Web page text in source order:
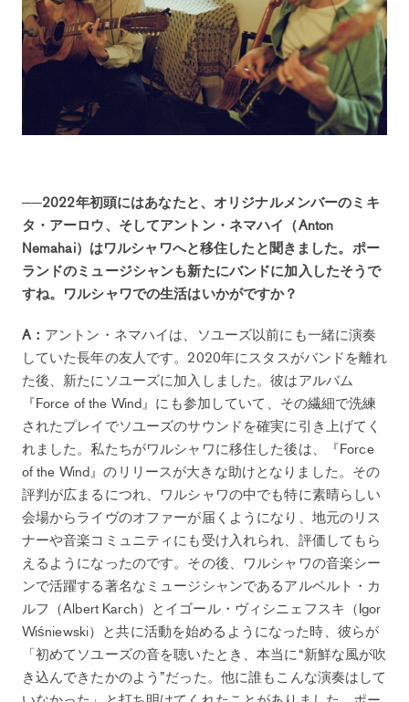
──2022年初頭にはあなたと、オリジナルメンバーのミキ
タ・アーロウ、そしてアントン・ネマハイ（Anton
Nemahai）はワルシャワへと移住したと聞きました。ポー
ランドのミュージシャンも新たにバンドに加入したそうで
すね。ワルシャワでの生活はいかがですか？
A： アントン・ネマハイは、ソユーズ以前にも一緒に演奏
していた長年の友人です。2020年にスタスがバンドを離れ
た後、新たにソユーズに加入しました。彼はアルバム
『Force of the Wind』にも参加していて、その繊細で洗練
されたプレイでソユーズのサウンドを確実に引き上げてく
れました。私たちがワルシャワに移住した後は、『Force
of the Wind』のリリースが大きな助けとなりました。その
評判が広まるにつれ、ワルシャワの中でも特に素晴らしい
会場からライヴのオファーが届くようになり、地元のリス
ナーや音楽コミュニティにも受け入れられ、評価してもら
えるようになったのです。その後、ワルシャワの音楽シー
ンで活躍する著名なミュージシャンであるアルベルト・カ
ルフ（Albert Karch）とイゴール・ヴィシニェフスキ（Igor
Wiśniewski）と共に活動を始めるようになった時、彼らが
「初めてソユーズの音を聴いたとき、本当に“新鮮な風が吹
き込んできたかのよう”だった。他に誰もこんな演奏はして